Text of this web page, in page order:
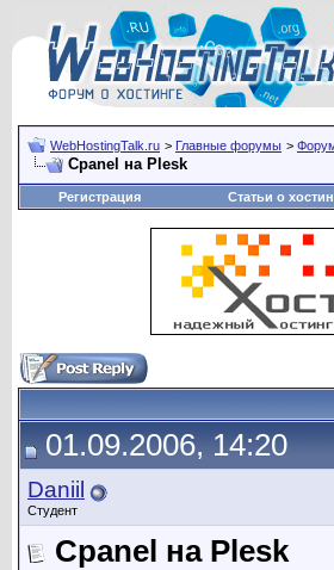
WebHostingTalk.ru > Главные форумы >
Cpanel на Plesk
Регистрация Статьи о
01.09.2006, 14:20
Daniil
Студент
Cpanel на Plesk